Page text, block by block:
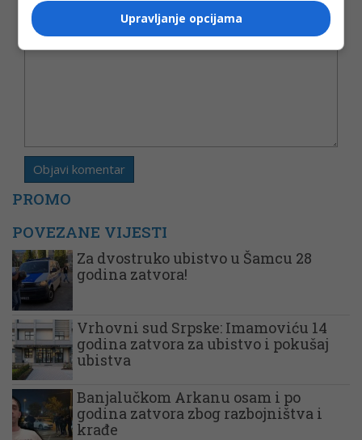
Komentar
PROMO
POVEZANE VIJESTI
Za dvostruko ubistvo u Šamcu 28
godina zatvora!
Vrhovni sud Srpske: Imamoviću 14
godina zatvora za ubistvo i pokušaj
ubistva
Banjalučkom Arkanu osam i po
godina zatvora zbog razbojništva i
krađe
Upravljanje opcijama